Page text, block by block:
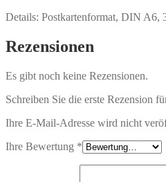
Details: Postkartenformat, DIN A6,
Rezensionen
Es gibt noch keine Rezensionen.
Schreiben Sie die erste Rezension
Ihre E-Mail-Adresse wird nicht
Ihre Bewertung *